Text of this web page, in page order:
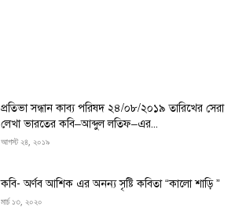
প্রতিভা সন্ধান কাব্য পরিষদ ২৪/০৮/২০১৯ তারিখের সেরা
লেখা ভারতের কবি–আব্দুল লতিফ–এর...
আগস্ট ২৪, ২০১৯
কবি- অর্ণব আশিক এর অনন্য সৃষ্টি কবিতা “কালো শাড়ি ”
মার্চ ১৩, ২০২০